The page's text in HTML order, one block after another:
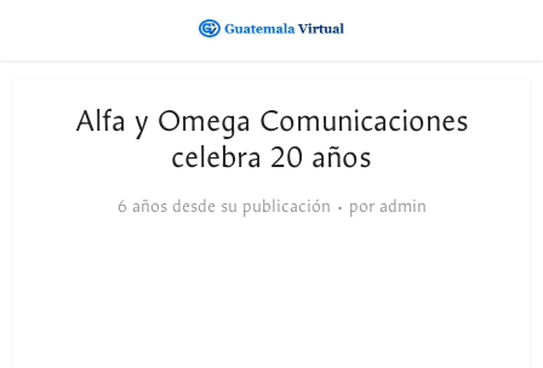
Alfa y Omega Comunicaciones
celebra 20 años
6 años desde su publicación por admin